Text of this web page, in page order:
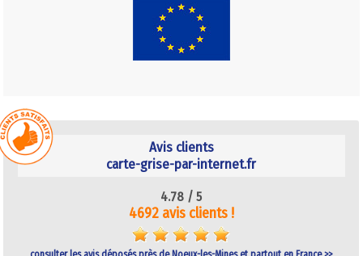
Avis clients
carte-grise-par-internet.fr
4.78 /5
4692 avis clients !